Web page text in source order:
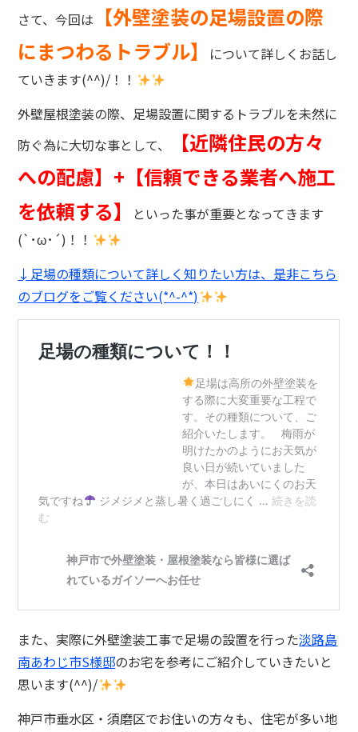
さて、今回は
【外壁塗装の足場設置の際
にまつわる トラブル】
について詳しくお話し
ていきます(^^)/！！
外壁屋根塗装の際、足場設置に関するトラブルを未然に
防ぐ為に大切な事として、
【近隣住民の方々
への配慮】+【信頼できる業者へ施工
を依頼する】
といった事が重要となってきます
(`･ω･´)！！
↓足場の種類について詳しく知りたい方は、是非こちら
のブログをご覧ください(*^-^*)
また、実際に外壁塗装工事で足場の設置を行った淡路島
南あわじ市S様邸のお宅を参考にご紹介していきたいと
思います(^^)/
神戸市垂水区・須磨区でお住いの方々も、住宅が多い地